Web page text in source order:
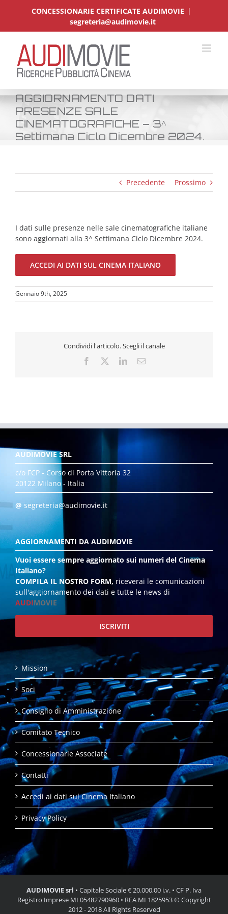
CONCESSIONARIE CERTIFICATE AUDIMOVIE |
segreteria@audimovie.it
AGGIORNAMENTO DATI
PRESENZE SALE
CINEMATOGRAFICHE – 3^
Settimana Ciclo Dicembre 2024.
Precedente Prossimo
I dati sulle presenze nelle sale cinematografiche italiane
sono aggiornati alla 3^ Settimana Ciclo Dicembre 2024.
ACCEDI AI DATI SUL CINEMA ITALIANO
Gennaio 9th, 2025
Condividi l'articolo. Scegli il canale
Facebook LinkedInEmail
AUDIMOVIE SRL
c/o FCP - Corso di Porta Vittoria 32
20122 Milano - Italia
@ segreteria@audimovie.it
AGGIORNAMENTI DA AUDIMOVIE
Vuoi essere sempre aggiornato sui numeri del Cinema
Italiano?
COMPILA IL NOSTRO FORM, riceverai le comunicazioni
sull'aggiornamento dei dati e tutte le news di
AUDIMOVIE
ISCRIVITI
Mission
Soci
Consiglio di Amministrazione
Comitato Tecnico
Concessionarie Associate
Contatti
Accedi ai dati sul Cinema Italiano
Privacy Policy
AUDIMOVIE srl • Capitale Sociale € 20.000,00 i.v. • CF P. Iva
Registro Imprese MI 05482790960 • REA MI 1825953 © Copyright
2012 - 2018 All Rights Reserved